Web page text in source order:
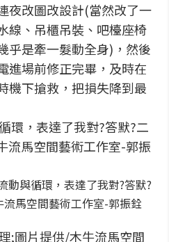
夜改圖改設計(當然改了一
線、吊櫃吊裝、吧檯座椅
是牽一髮動全身)，然後
進場前修正完畢，及時在
機下搶救，把損失降到最
動與循環，表達了我對?答默?
馬空間藝術工作室-郭振銓